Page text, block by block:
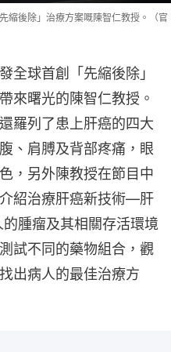
縮後除」治療方案嘅陳智仁教授。（官
全球首創「先縮後除」
來曙光的陳智仁教授。
羅列了患上肝癌的四大
、肩膊及背部疼痛，眼
，另外陳教授在節目中
紹治療肝癌新技術—肝
腫瘤及其相關存活環境
試不同的藥物組合，觀
出病人的最佳治療方